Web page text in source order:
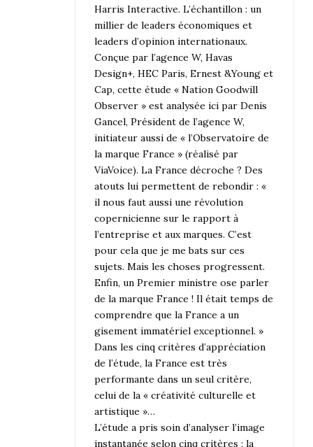
Harris Interactive. L’échantillon : un
millier de leaders économiques et
leaders d’opinion internationaux.
Conçue par l’agence W, Havas
Design+, HEC Paris, Ernest &Young et
Cap, cette étude « Nation Goodwill
Observer » est analysée ici par Denis
Gancel, Président de l’agence W,
initiateur aussi de « l’Observatoire de
la marque France » (réalisé par
ViaVoice). La France décroche ? Des
atouts lui permettent de rebondir : «
il nous faut aussi une révolution
copernicienne sur le rapport à
l’entreprise et aux marques. C’est
pour cela que je me bats sur ces
sujets. Mais les choses progressent.
Enfin, un Premier ministre ose parler
de la marque France ! Il était temps de
comprendre que la France a un
gisement immatériel exceptionnel. »
Dans les cinq critères d’appréciation
de l’étude, la France est très
performante dans un seul critère,
celui de la « créativité culturelle et
artistique »…
L’étude a pris soin d’analyser l’image
instantanée selon cinq critères : la